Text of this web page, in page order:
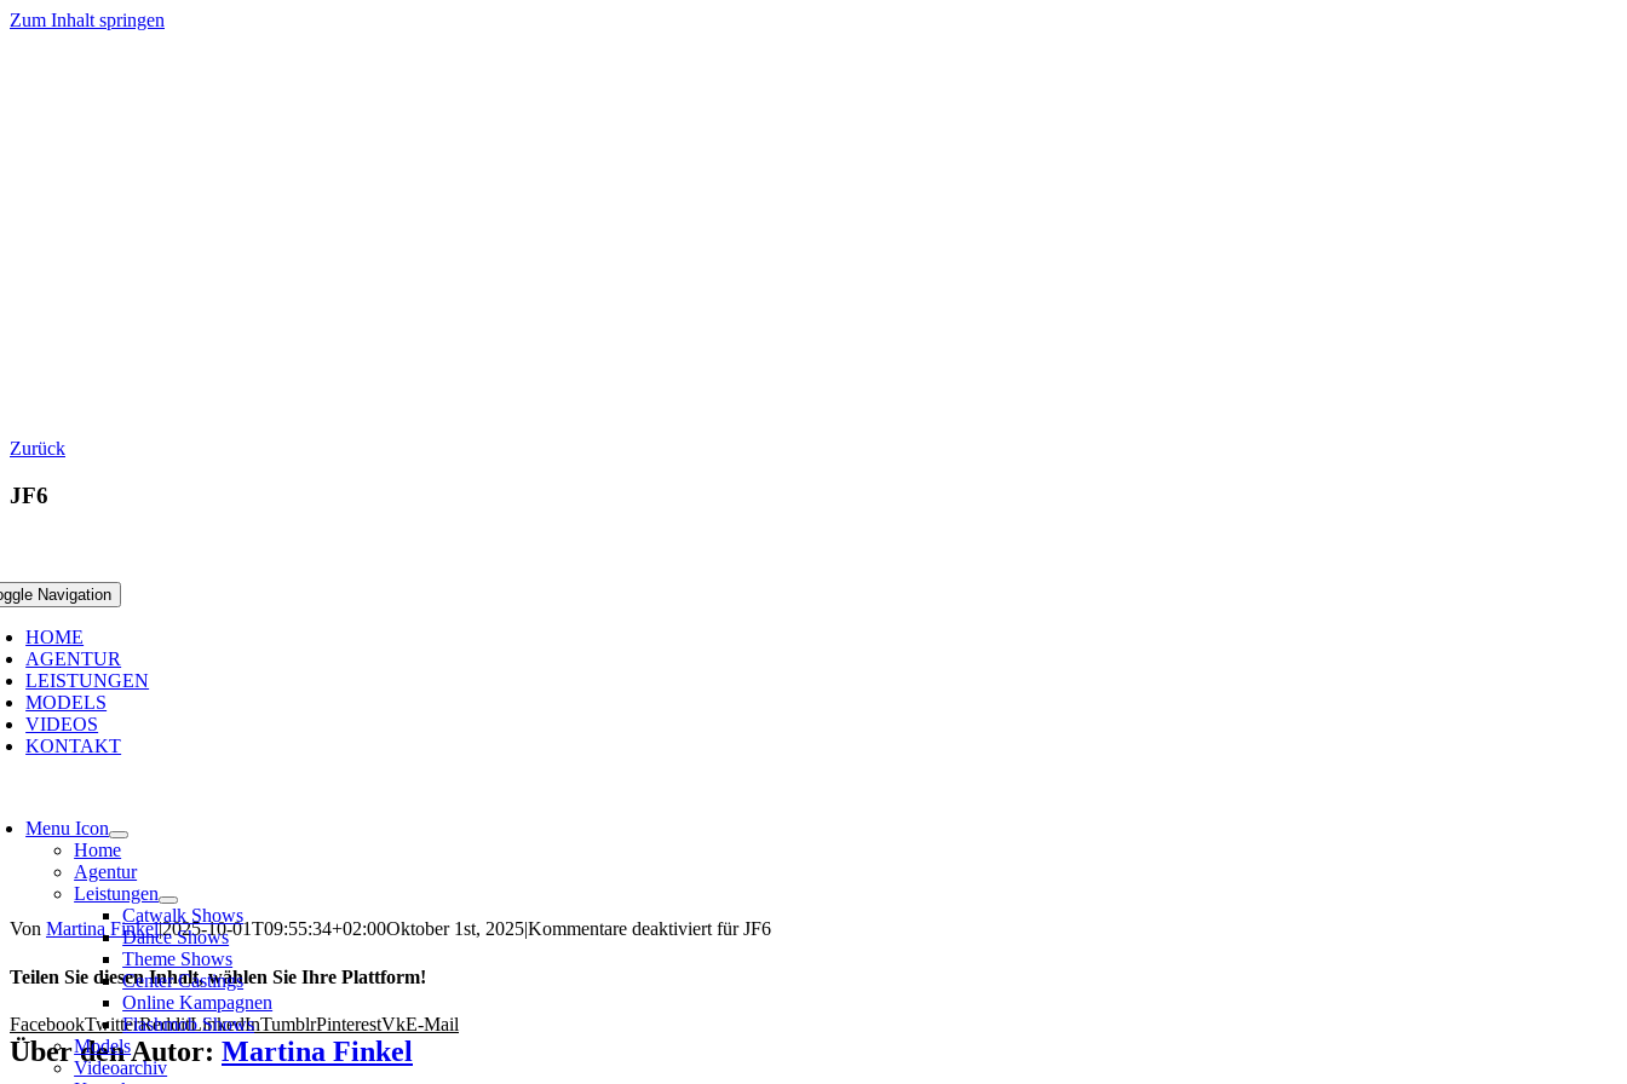
Zum Inhalt springen
Navigation
HOME
AGENTUR
LEISTUNGEN
MODELS
VIDEOS
KONTAKT
Menu Icon
Home
Agentur
Leistungen
Catwalk Shows
Dance Shows
Theme Shows
Center Castings
Online Kampagnen
Flashmob Shows
Models
Videoarchiv
Zurück
JF6
Von Martina Finkel|2025-10-01T09:55:34+02:00Oktober 1st, 2025|Kommentare deaktiviertfür JF6
Teilen Sie diesen Inhalt, wählen Sie Ihre Plattform!
FacebookTwitterRedditLinkedInTumblrPinterestVkE-Mail
Über den Autor: Martina Finkel